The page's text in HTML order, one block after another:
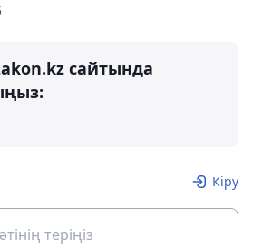
сайтында
Кіру